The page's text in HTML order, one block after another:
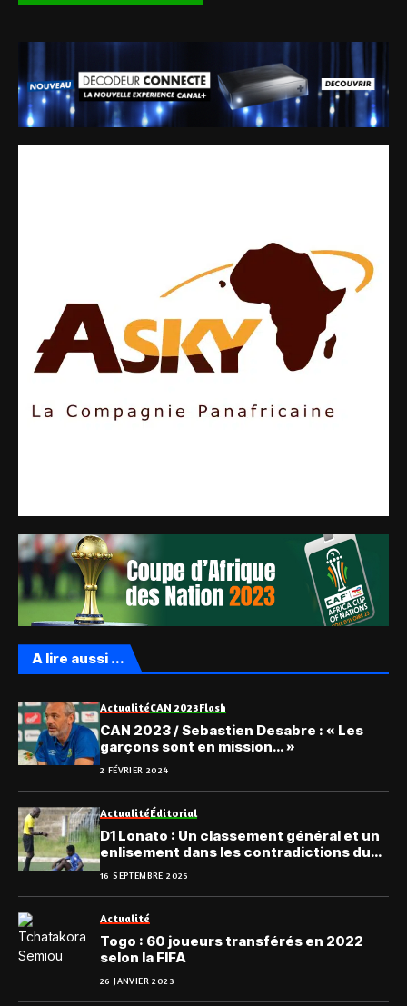
A lire aussi ...
ActualitéCAN 2023Flash
CAN 2023 / Sebastien Desabre : « Les
garçons sont en mission… »
2 FÉVRIER 2024
ActualitéÉditorial
D1 Lonato : Un classement général et un
enlisement dans les contradictions du
football togolais
16 SEPTEMBRE 2025
Actualité
Togo : 60 joueurs transférés en 2022
selon la FIFA
26 JANVIER 2023